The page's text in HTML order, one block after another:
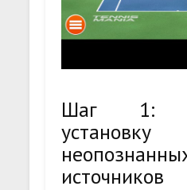
Шаг 1:
источников